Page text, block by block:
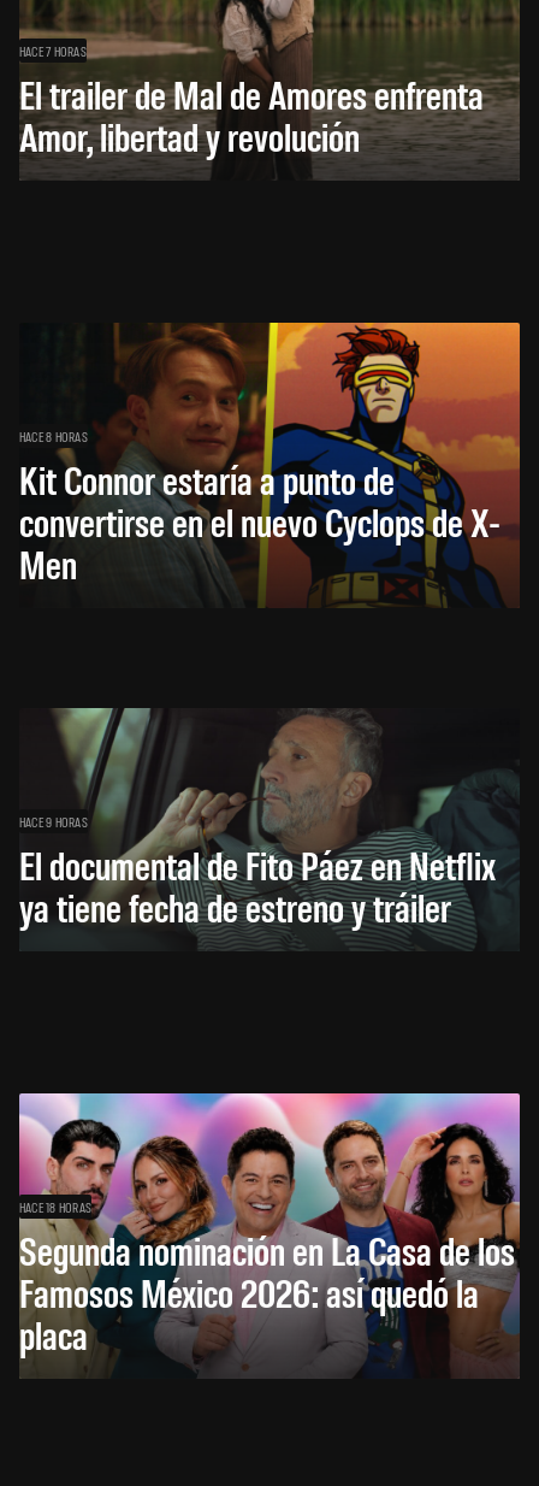
HACE 7 HORAS
El trailer de Mal de Amores enfrenta
Amor, libertad y revolución
HACE 8 HORAS
Kit Connor estaría a punto de
convertirse en el nuevo Cyclops de X-
Men
HACE 9 HORAS
El documental de Fito Páez en Netflix
ya tiene fecha de estreno y tráiler
HACE 18 HORAS
Segunda nominación en La Casa de los
Famosos México 2026: así quedó la
placa